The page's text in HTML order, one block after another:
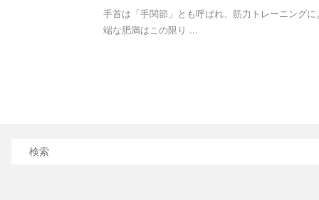
手首は「手関節」とも呼ばれ、筋力トレーニング
端な肥満はこの限り ...